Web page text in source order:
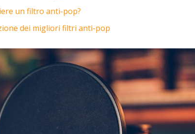
un filtro anti-pop?
dei migliori filtri anti-pop